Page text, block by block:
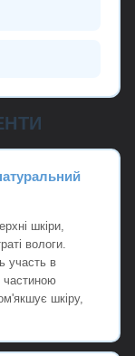
шкіри,
вологи.
участь в
частиною
шкіру,